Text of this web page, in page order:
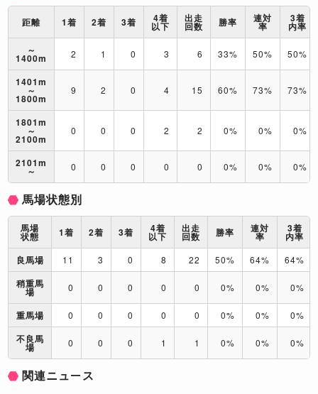
距離 1着 2着 3着 4着
以下
出走
回数 勝率 連対
率
3着
内率
～
1400m 2 1 0 3 6 33% 50% 50%
1401m
～
1800m
9 2 0 4 15 60% 73% 73%
1801m
～
2100m
0 0 0 2 2 0% 0% 0%
2101m
～ 0 0 0 0 0 0% 0% 0%
馬場状態別
馬場
状態 1着 2着 3着 4着
以下
出走
回数 勝率 連対
率
3着
内率
良馬場
11 3 0 8 22 50% 64% 64%
稍重馬
場 0 0 0 0 0 0% 0% 0%
重馬場 0 0 0 0 0 0% 0% 0%
不良馬
場 0 0 0 1 1 0% 0% 0%
関連ニュース